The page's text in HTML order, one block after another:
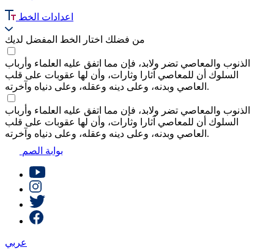
اعدادات الخط
من فضلك اختار الخط المفضل لديك
الذنوب والمعاصي تضر ولابد، فإن مما اتفق عليه العلماء وأرباب
السلوك أن للمعاصي آثارا وثارات، وأن لها عقوبات على قلب
العاصي وبدنه، وعلى دينه وعقله، وعلى دنياه وآخرته.
الذنوب والمعاصي تضر ولابد، فإن مما اتفق عليه العلماء وأرباب
السلوك أن للمعاصي آثارا وثارات، وأن لها عقوبات على قلب
العاصي وبدنه، وعلى دينه وعقله، وعلى دنياه وآخرته.
بوابة الصم
عربي